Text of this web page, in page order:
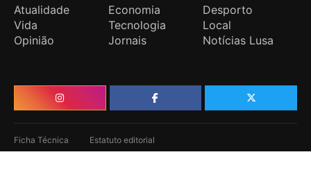
Atualidade Economia
Desporto
Vida
Tecnologia
Local
Opinião
Jornais Notícias Lusa
Ficha Técnica Estatuto editorial